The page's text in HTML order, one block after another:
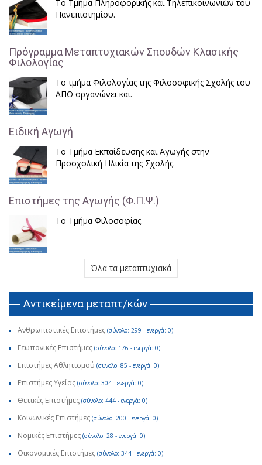
Το Τμήμα Πληροφορικής και Τηλεπικοινωνιών του
Πανεπιστημίου.
Πρόγραμμα Μεταπτυχιακών Σπουδών Κλασικής
Φιλολογίας
Το τμήμα Φιλολογίας της Φιλοσοφικής Σχολής του
ΑΠΘ οργανώνει και.
Ειδική Αγωγή
Το Τμήμα Εκπαίδευσης και Αγωγής στην
Προσχολική Ηλικία της Σχολής.
Επιστήμες της Αγωγής (Φ.Π.Ψ.)
Το Τμήμα Φιλοσοφίας.
Όλα τα μεταπτυχιακά
Αντικείμενα μεταπτ/κών
Ανθρωπιστικές Επιστήμες (σύνολο: 299 - ενεργά: 0)
Γεωπονικές Επιστήμες (σύνολο: 176 - ενεργά: 0)
Επιστήμες Αθλητισμού (σύνολο: 85 - ενεργά: 0)
Επιστήμες Υγείας (σύνολο: 304 - ενεργά: 0)
Θετικές Επιστήμες (σύνολο: 444 - ενεργά: 0)
Κοινωνικές Επιστήμες (σύνολο: 200 - ενεργά: 0)
Νομικές Επιστήμες (σύνολο: 28 - ενεργά: 0)
Οικονομικές Επιστήμες (σύνολο: 344 - ενεργά: 0)